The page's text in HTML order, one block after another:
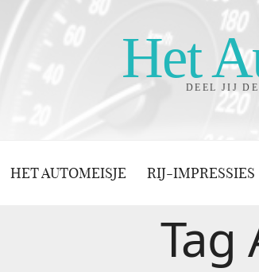
HetDEEL JIJ
HET AUTOMEISJE RIJ-IMPRESSIES
Tag